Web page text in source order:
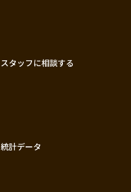
スタッフに相談する
統計データ